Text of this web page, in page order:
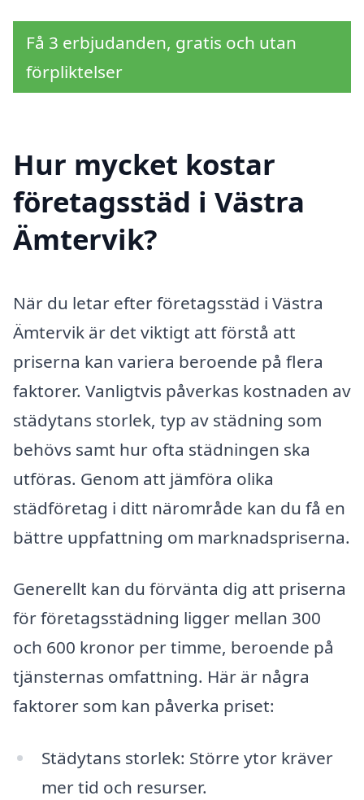
Få 3 erbjudanden, gratis och utan
förpliktelser
Hur mycket kostar
företagsstäd i Västra
Ämtervik?
När du letar efter företagsstäd i Västra
Ämtervik är det viktigt att förstå att
priserna kan variera beroende på flera
faktorer. Vanligtvis påverkas kostnaden av
städytans storlek, typ av städning som
behövs samt hur ofta städningen ska
utföras. Genom att jämföra olika
städföretag i ditt närområde kan du få en
bättre uppfattning om marknadspriserna.
Generellt kan du förvänta dig att priserna
för företagsstädning ligger mellan 300
och 600 kronor per timme, beroende på
tjänsternas omfattning. Här är några
faktorer som kan påverka priset:
Städytans storlek: Större ytor kräver
mer tid och resurser.